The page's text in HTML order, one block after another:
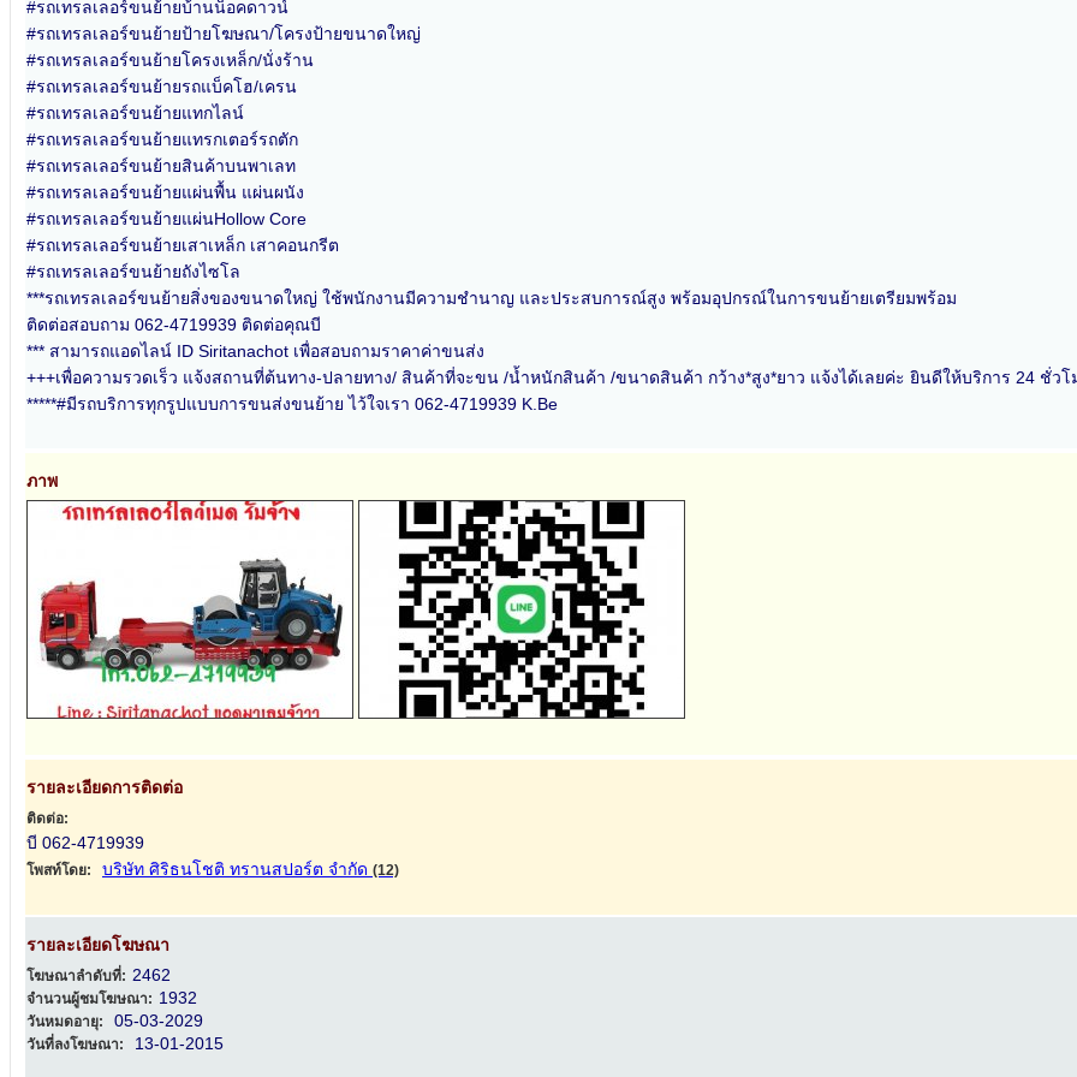
#รถเทรลเลอร์ขนย้ายบ้านน็อคดาวน์
#รถเทรลเลอร์ขนย้ายป้ายโฆษณา/โครงป้ายขนาดใหญ่
#รถเทรลเลอร์ขนย้ายโครงเหล็ก/นั่งร้าน
#รถเทรลเลอร์ขนย้ายรถแบ็คโฮ/เครน
#รถเทรลเลอร์ขนย้ายแทกไลน์
#รถเทรลเลอร์ขนย้ายแทรกเตอร์รถตัก
#รถเทรลเลอร์ขนย้ายสินค้าบนพาเลท
#รถเทรลเลอร์ขนย้ายแผ่นพื้น แผ่นผนัง
#รถเทรลเลอร์ขนย้ายแผ่นHollow Core
#รถเทรลเลอร์ขนย้ายเสาเหล็ก เสาคอนกรีต
#รถเทรลเลอร์ขนย้ายถังไซโล
***รถเทรลเลอร์ขนย้ายสิ่งของขนาดใหญ่ ใช้พนักงานมีความชำนาญ และประสบการณ์สูง พร้อมอุปกรณ์ในการขนย้ายเตรียมพร้อม
ติดต่อสอบถาม 062-4719939 ติดต่อคุณบี
*** สามารถแอดไลน์ ID Siritanachot เพื่อสอบถามราคาค่าขนส่ง
+++เพื่อความรวดเร็ว แจ้งสถานที่ต้นทาง-ปลายทาง/ สินค้าที่จะขน /น้ำหนักสินค้า /ขนาดสินค้า กว้าง*สูง*ยาว แจ้งได้เลยค่ะ ยินดีให้บริการ 24 ชั่วโ
*****#มีรถบริการทุกรูปแบบการขนส่งขนย้าย ไว้ใจเรา 062-4719939 K.Be
ภาพ
รายละเอียดการติดต่อ
ติดต่อ:
บี 062-4719939
โพสท์โดย: บริษัท ศิริธนโชติ ทรานสปอร์ต จำกัด (12)
รายละเอียดโฆษณา
โฆษณาลำดับที่: 2462
จำนวนผู้ชมโฆษณา: 1932
วันหมดอายุ: 05-03-2029
วันที่ลงโฆษณา: 13-01-2015